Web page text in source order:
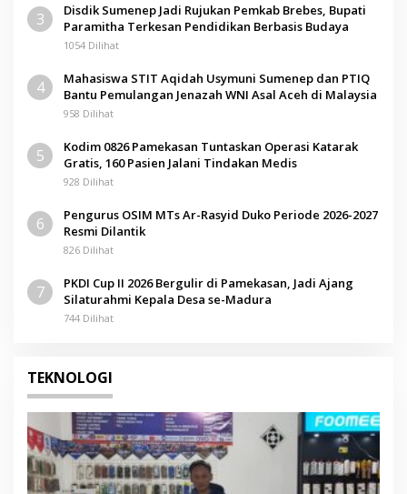
3
Disdik Sumenep Jadi Rujukan Pemkab Brebes, Bupati
Paramitha Terkesan Pendidikan Berbasis Budaya
1054 Dilihat
4
Mahasiswa STIT Aqidah Usymuni Sumenep dan PTIQ
Bantu Pemulangan Jenazah WNI Asal Aceh di Malaysia
958 Dilihat
5
Kodim 0826 Pamekasan Tuntaskan Operasi Katarak
Gratis, 160 Pasien Jalani Tindakan Medis
928 Dilihat
6
Pengurus OSIM MTs Ar-Rasyid Duko Periode 2026-2027
Resmi Dilantik
826 Dilihat
7
PKDI Cup II 2026 Bergulir di Pamekasan, Jadi Ajang
Silaturahmi Kepala Desa se-Madura
744 Dilihat
TEKNOLOGI